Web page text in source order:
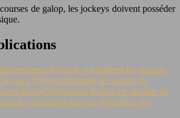
de galop, les jockeys doivent posséder
d’écurie qui limitent les risques
?Développement des sabots du
Obligations légales en matière de
Le collagène dans la réparation des